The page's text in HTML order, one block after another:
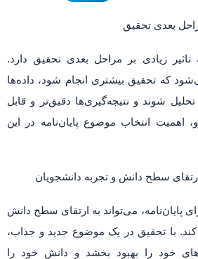
بعدی تحقیق
تاثیر زیادی بر مراحل بعدی تحقیق دارد.
که تحقیق بیشتری انجام شود، داده‌ها
شوند و نتیجه‌گیری‌ها دقیق‌تر و قابل
اهمیت انتخاب موضوع پایان‌نامه در این
سطح دانش و تجربه دانشجویان
پایان‌نامه، می‌تواند به ارتقای سطح دانش
با تحقیق در یک موضوع جدید و جذاب،
خود را بهبود بخشد و دانش خود را